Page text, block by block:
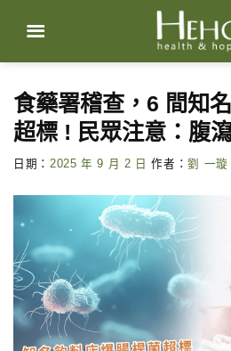
content
食藥署稽查，6 間知
超標 ! 民眾注意：腹
日期： 2025 年 9 月 2 日 作者：劉 一璇